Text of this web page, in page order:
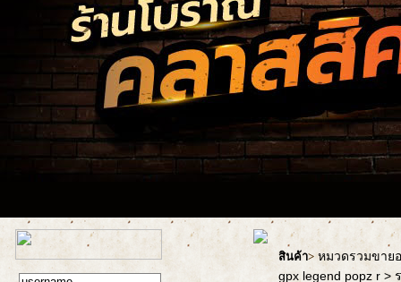
สินค้า> หมวดรวมขาย
gpx legend popz r >